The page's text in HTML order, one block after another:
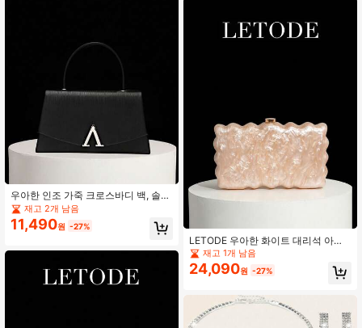
우아한 인조 가죽 크로스바디 백, 솔리
드 컬러 플랩 핸드백, 일상 사용, 파티
및 행사에 완벽한 숄더백
재고 2개 남음
11,490원 -27%
LETODE 우아한 화이트 대리석 아크
릴 클러치 백, 탈착식 금속 체인이 있
는 여성용 이브닝 신부 웨딩 지갑, 결
혼식 및 파티에 적합, 다기능 핸드백,
세서리, 파티 볼 가운 백과 완벽하게
어울림
재고 1개 남음
24,090원 -27%